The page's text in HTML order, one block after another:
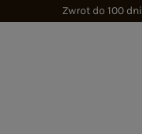
Zwrot do 100 dni